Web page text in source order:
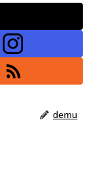
demu